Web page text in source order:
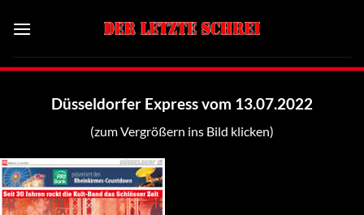
Inhalt
Düsseldorfer Express vom 13.07.2022
(zum Vergrößern ins Bild klicken)